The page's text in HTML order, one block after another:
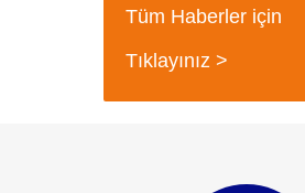
Tüm Haberler için
Tıklayınız >